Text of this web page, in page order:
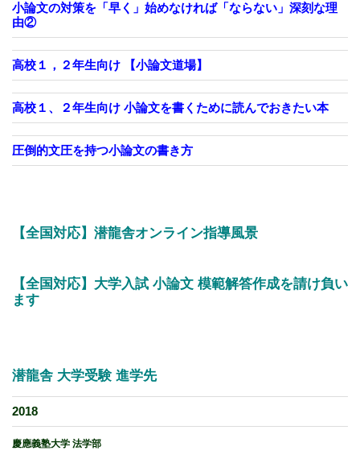
小論文の対策を「早く」始めなければ「ならない」深刻な理
由②
高校１，２年生向け 【小論文道場】
高校１、２年生向け 小論文を書くために読んでおきたい本
圧倒的文圧を持つ小論文の書き方
【全国対応】潜龍舎オンライン指導風景
【全国対応】大学入試 小論文 模範解答作成を請け負い
ます
潜龍舎 大学受験 進学先
2018
慶應義塾大学 法学部